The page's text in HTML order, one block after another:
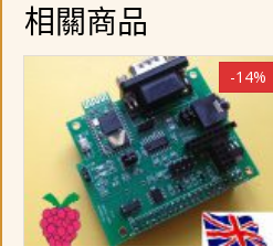
相關商品
-14%